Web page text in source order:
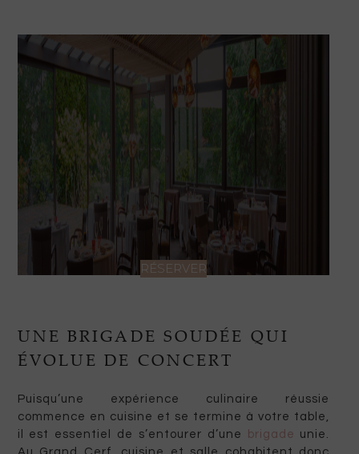
RÉSERVER
UNE BRIGADE SOUDÉE QUI
ÉVOLUE DE CONCERT
Puisqu’une expérience culinaire réussie
commence en cuisine et se termine à votre table,
il est essentiel de s’entourer d’une
brigade unie.